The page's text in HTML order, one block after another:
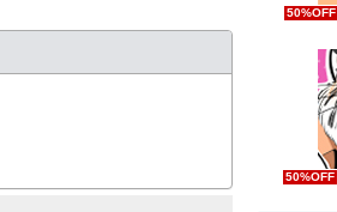
50%OFF
50%OFF